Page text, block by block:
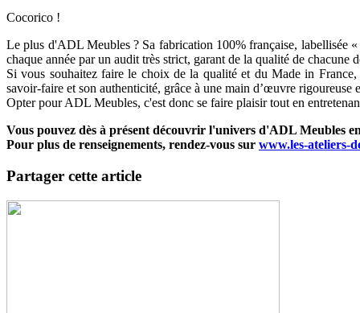
Cocorico !
Le plus d'ADL Meubles ? Sa fabrication 100% française, labellisée
chaque année par un audit très strict, garant de la qualité de chacune
Si vous souhaitez faire le choix de la qualité et du Made in
savoir-faire et son authenticité, grâce à une main d’œuvre rigoureuse
Opter pour ADL Meubles, c'est donc se faire plaisir tout en
Vous pouvez dès à présent découvrir l'univers d'ADL Meubles
Pour plus de renseignements, rendez-vous sur www.les-ateliers-
Partager cette article